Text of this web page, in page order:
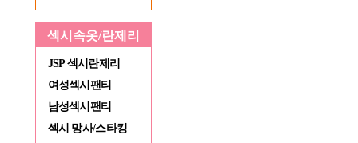
섹시속옷/란제리
JSP 섹시란제리
여성섹시팬티
남성섹시팬티
섹시 망사/스타킹